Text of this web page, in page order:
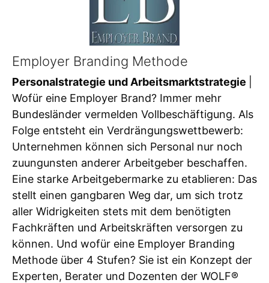
Employer Branding Methode
Personalstrategie und Arbeitsmarktstrategie
Wofür eine Employer Brand? Immer mehr
Bundesländer vermelden Vollbeschäftigung. Als
Folge entsteht ein Verdrängungswettbewerb:
Unternehmen können sich Personal nur noch
zuungunsten anderer Arbeitgeber beschaffen.
Eine starke Arbeitgebermarke zu etablieren: Das
stellt einen gangbaren Weg dar, um sich trotz
aller Widrigkeiten stets mit dem benötigten
Fachkräften und Arbeitskräften versorgen zu
können. Und wofür eine Employer Branding
Methode über 4 Stufen? Sie ist ein Konzept der
Experten, Berater und Dozenten der WOLF®